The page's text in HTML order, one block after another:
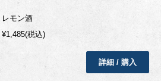
レモン酒
¥1,485(税込)
詳細 / 購入